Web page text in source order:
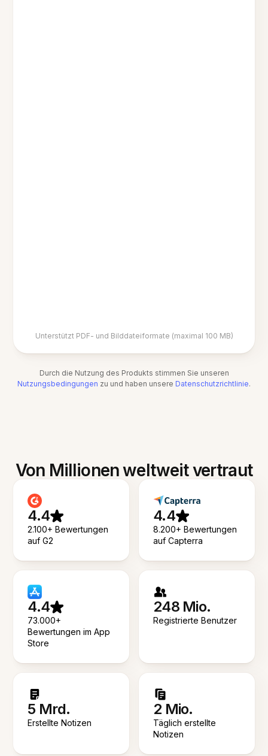
Unterstützt PDF- und Bilddateiformate (maximal 100 MB)
Durch die Nutzung des Produkts stimmen Sie unseren
Nutzungsbedingungen zu und haben unsere Datenschutzrichtlinie.
Von Millionen weltweit vertraut
4.4
2.100+ Bewertungen
auf G2
4.4
8.200+ Bewertungen
auf Capterra
4.4
73.000+
Bewertungen im App
Store
248 Mio.
Registrierte Benutzer
5 Mrd.
Erstellte Notizen
2 Mio.
Täglich erstellte
Notizen